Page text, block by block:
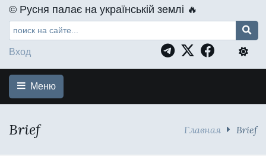
©️ Русня палає на українській землі 🔥
Вход
Меню
Brief Главная Brief